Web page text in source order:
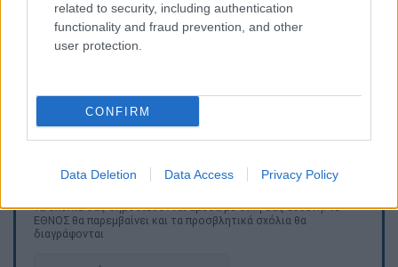
related to security, including authentication
functionality and fraud prevention, and other
user protection.
CONFIRM
Data Deletion Data Access Privacy Policy
Τα σχολιά σας δημοσιεύονται άμεσα με δική σας ευθύνη. Το
ΕΘΝΟΣ θα παρεμβαίνει και τα προσβλητικά σχόλια θα
διαγράφονται